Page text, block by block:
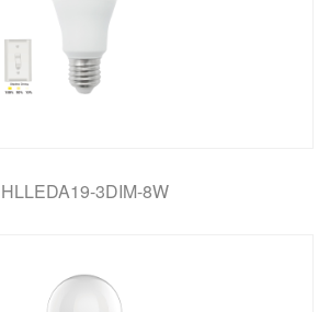
HLLEDA19-3DIM-8W